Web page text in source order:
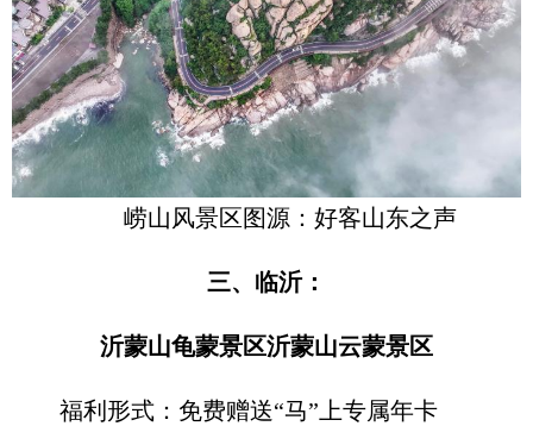
崂山风景区图源：好客山东之声
三、临沂：
沂蒙山龟蒙景区沂蒙山云蒙景区
福利形式：免费赠送“马”上专属年卡